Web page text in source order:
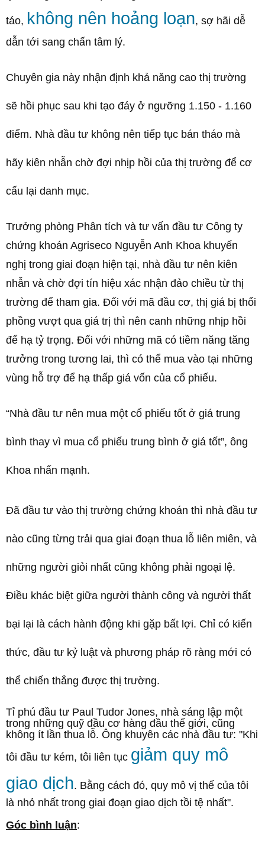
táo, không nên hoảng loạn, sợ hãi dễ
dẫn tới sang chấn tâm lý.
Chuyên gia này nhận định khả năng cao thị trường
sẽ hồi phục sau khi tạo đáy ở ngưỡng 1.150 - 1.160
điểm. Nhà đầu tư không nên tiếp tục bán tháo mà
hãy kiên nhẫn chờ đợi nhịp hồi của thị trường để cơ
cấu lại danh mục.
Trưởng phòng Phân tích và tư vấn đầu tư Công ty
chứng khoán Agriseco Nguyễn Anh Khoa khuyến
nghị trong giai đoạn hiện tại, nhà đầu tư nên kiên
nhẫn và chờ đợi tín hiệu xác nhận đảo chiều từ thị
trường để tham gia. Đối với mã đầu cơ, thị giá bị thổi
phồng vượt qua giá trị thì nên canh những nhịp hồi
để hạ tỷ trọng. Đối với những mã có tiềm năng tăng
trưởng trong tương lai, thì có thể mua vào tại những
vùng hỗ trợ để hạ thấp giá vốn của cổ phiếu.
“Nhà đầu tư nên mua một cổ phiếu tốt ở giá trung
bình thay vì mua cổ phiếu trung bình ở giá tốt”, ông
Khoa nhấn mạnh.
Đã đầu tư vào thị trường chứng khoán thì nhà đầu tư
nào cũng từng trải qua giai đoạn thua lỗ liên miên, và
những người giỏi nhất cũng không phải ngoại lệ.
Điều khác biệt giữa người thành công và người thất
bại lại là cách hành động khi gặp bất lợi. Chỉ có kiến
thức, đầu tư kỷ luật và phương pháp rõ ràng mới có
thể chiến thắng được thị trường.
Tỉ phú đầu tư Paul Tudor Jones, nhà sáng lập một
trong những quỹ đầu cơ hàng đầu thế giới, cũng
không ít lần thua lỗ. Ông khuyên các nhà đầu tư: "Khi
tôi đầu tư kém, tôi liên tục giảm quy mô
giao dịch. Bằng cách đó, quy mô vị thế của tôi
là nhỏ nhất trong giai đoạn giao dịch tồi tệ nhất".
Góc bình luận: